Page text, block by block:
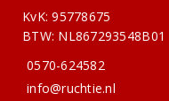
KvK: 95778675
BTW: NL867293548B01
0570-624582
info@ruchtie.nl